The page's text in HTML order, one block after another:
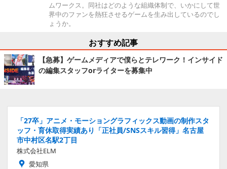
ムワークス。同社はどのような組織体制で、いかにして世
界中のファンを熱狂させるゲームを生み出しているのでし
ょうか。
おすすめ記事
【急募】ゲームメディアで僕らとテレワーク！インサイド
の編集スタッフorライターを募集中
「27卒」アニメ・モーショングラフィックス動画の制作スタ
ッフ・育休取得実績あり「正社員/SNSスキル習得」名古屋
市中村区名駅2丁目
株式会社ELM
愛知県